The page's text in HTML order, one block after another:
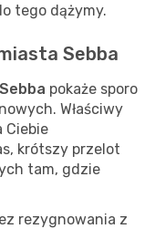
tego dążymy.
Sebba
pokaże sporo
Właściwy
Ciebie
krótszy przelot
tam, gdzie
rezygnowania z